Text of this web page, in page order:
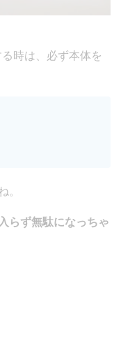
時は、必ず本体を
。
らず無駄になっちゃ